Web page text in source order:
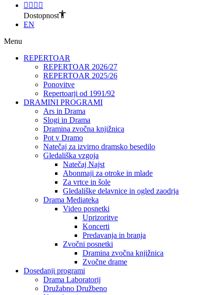
Dostopnost
EN
Menu
REPERTOAR
REPERTOAR 2026/27
REPERTOAR 2025/26
Ponovitve
Repertoarji od 1991/92
DRAMINI PROGRAMI
Ars in Drama
Slogi in Drama
Dramina zvočna knjižnica
Pot v Dramo
Natečaj za izvirno dramsko besedilo
Gledališka vzgoja
Natečaj Najst
Abonmaji za otroke in mlade
Za vrtce in šole
Gledališke delavnice in ogled zaodrja
Drama Mediateka
Video posnetki
Uprizoritve
Koncerti
Predavanja in branja
Zvočni posnetki
Dramina zvočna knjižnica
Zvočne drame
Dosedanji programi
Drama Laboratorij
Družabno Družbeno